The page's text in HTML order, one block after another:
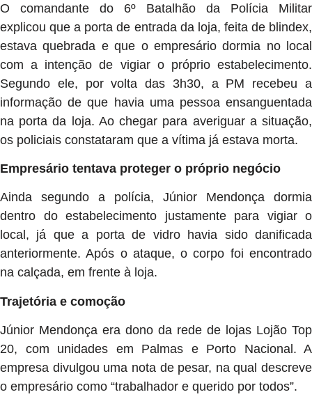
O comandante do 6º Batalhão da Polícia Militar
explicou que a porta de entrada da loja, feita de blindex,
estava quebrada e que o empresário dormia no local
com a intenção de vigiar o próprio estabelecimento.
Segundo ele, por volta das 3h30, a PM recebeu a
informação de que havia uma pessoa ensanguentada
na porta da loja. Ao chegar para averiguar a situação,
os policiais constataram que a vítima já estava morta.
Empresário tentava proteger o próprio negócio
Ainda segundo a polícia, Júnior Mendonça dormia
dentro do estabelecimento justamente para vigiar o
local, já que a porta de vidro havia sido danificada
anteriormente. Após o ataque, o corpo foi encontrado
na calçada, em frente à loja.
Trajetória e comoção
Júnior Mendonça era dono da rede de lojas Lojão Top
20, com unidades em Palmas e Porto Nacional. A
empresa divulgou uma nota de pesar, na qual descreve
o empresário como “trabalhador e querido por todos”.